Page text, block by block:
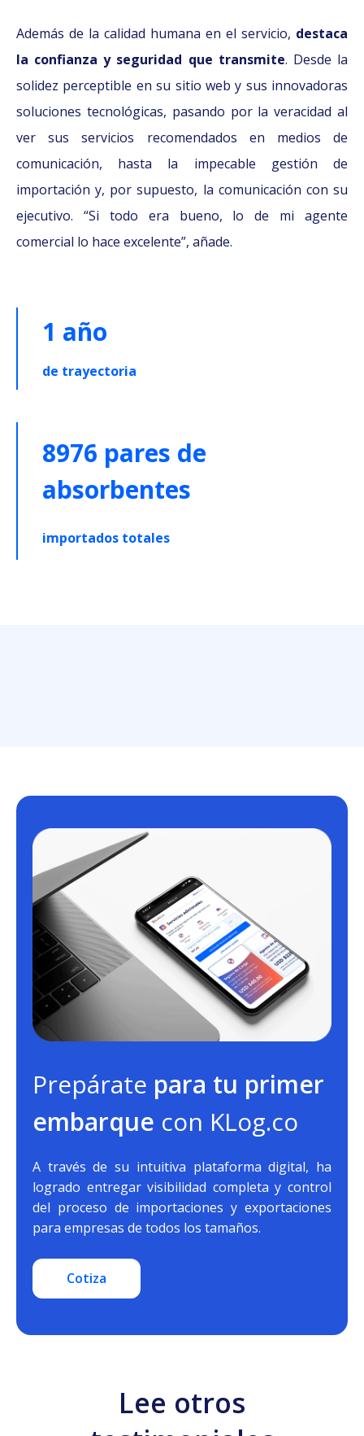
1 año
de trayectoria
8976 pares de
absorbentes
importados totales
Además de la calidad humana en el servicio, destaca
la confianza y seguridad que transmite. Desde la
solidez perceptible en su sitio web y sus innovadoras
soluciones tecnológicas, pasando por la veracidad al
ver sus servicios recomendados en medios de
comunicación, hasta la impecable gestión de
importación y, por supuesto, la comunicación con su
ejecutivo. “Si todo era bueno, lo de mi agente
comercial lo hace excelente”, añade.
Prepárate para tu primer
embarque con KLog.co
A través de su intuitiva plataforma digital, ha
logrado entregar visibilidad completa y control
del proceso de importaciones y exportaciones
para empresas de todos los tamaños.
Cotiza
Lee otros